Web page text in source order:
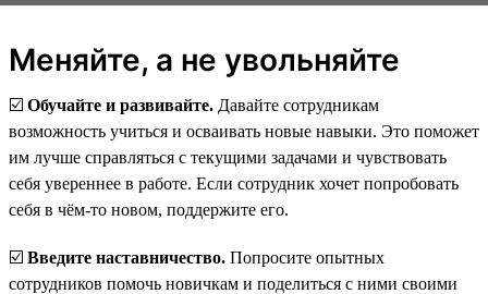
Меняйте, а не увольняйте
☑️ Обучайте и развивайте. Давайте сотрудникам
возможность учиться и осваивать новые навыки. Это поможет
им лучше справляться с текущими задачами и чувствовать
себя увереннее в работе. Если сотрудник хочет попробовать
себя в чём-то новом, поддержите его.
☑️ Введите наставничество. Попросите опытных
сотрудников помочь новичкам и поделиться с ними своими